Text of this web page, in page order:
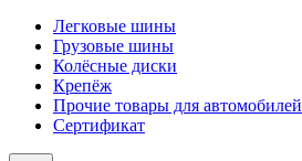
Легковые шины
Грузовые шины
Колёсные диски
Крепёж
Прочие товары для автомобилей
Сертификат